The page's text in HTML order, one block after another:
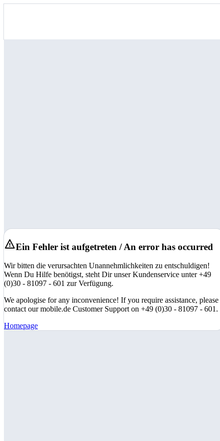
Ein Fehler ist aufgetreten / An error has occurred
Wir bitten die verursachten Unannehmlichkeiten zu entschuldigen!
Wenn Du Hilfe benötigst, steht Dir unser Kundenservice unter +49
(0)30 - 81097 - 601 zur Verfügung.
We apologise for any inconvenience! If you require assistance, please
contact our mobile.de Customer Support on +49 (0)30 - 81097 - 601.
Homepage